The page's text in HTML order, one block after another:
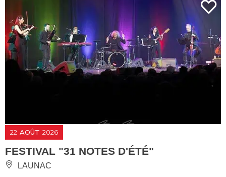
22 AOÛT 2026
FESTIVAL "31 NOTES D'ÉTÉ"
LAUNAC